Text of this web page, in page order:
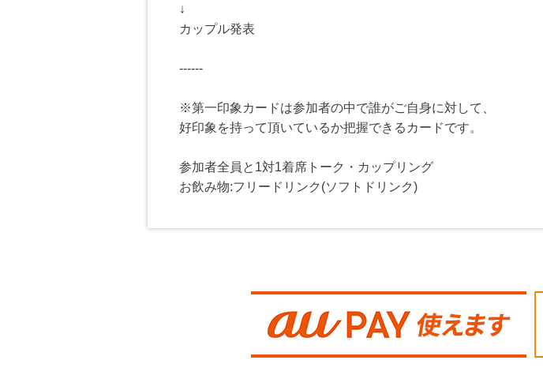
↓
カップル発表
------
※第一印象カードは参加者の中で誰がご自身に対して、
好印象を持って頂いているか把握できるカードです。
参加者全員と1対1着席トーク・カップリング
お飲み物:フリードリンク(ソフトドリンク)